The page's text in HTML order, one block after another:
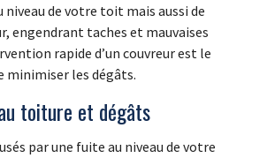
niveau de votre toit mais aussi de
engendrant taches et mauvaises
rapide d’un couvreur est le
minimiser les dégâts.
toiture et dégâts
par une fuite au niveau de votre